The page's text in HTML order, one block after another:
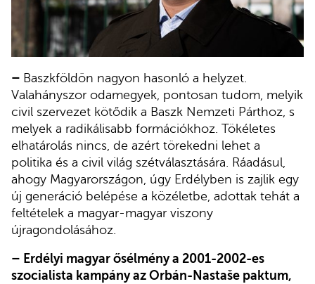
– Baszkföldön nagyon hasonló a helyzet.
Valahányszor odamegyek, pontosan tudom, melyik
civil szervezet kötődik a Baszk Nemzeti Párthoz, s
melyek a radikálisabb formációkhoz. Tökéletes
elhatárolás nincs, de azért törekedni lehet a
politika és a civil világ szétválasztására. Ráadásul,
ahogy Magyarországon, úgy Erdélyben is zajlik egy
új generáció belépése a közéletbe, adottak tehát a
feltételek a magyar-magyar viszony
újragondolásához.
– Erdélyi magyar ősélmény a 2001-2002-es
szocialista kampány az Orbán-Nastaše paktum,